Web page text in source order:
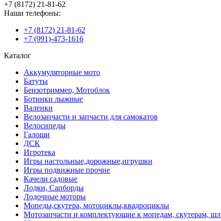
+7 (8172) 21-81-62
Наши телефоны:
+7 (8172) 21-81-62
+7 (991)-473-1616
Каталог
Аккумуляторные мото
Батуты
Бензотриммер, Мотоблок
Ботинки лыжные
Валенки
Велозапчасти и запчасти для самокатов
Велосипеды
Галоши
ДСК
Игротека
Игры настольные,дорожные,игрушки
Игры подвижные прочие
Качели садовые
Лодки, Сапборды
Лодочные моторы
Мопеды,скутера, мотоциклы,квадроциклы
Мотозапчасти и комплектующие к мопедам, скутерам,